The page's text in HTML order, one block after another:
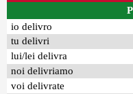
io delivro
tu delivri
lui/lei delivra
noi delivriamo
voi delivrate